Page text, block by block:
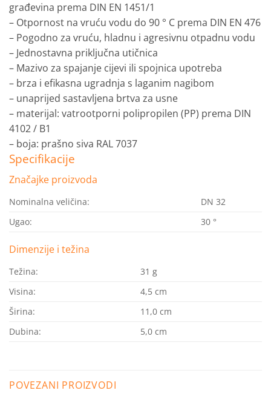
građevina prema DIN EN 1451/1
– Otpornost na vruću vodu do 90 ° C prema DIN EN 476
– Pogodno za vruću, hladnu i agresivnu otpadnu vodu
– Jednostavna priključna utičnica
– Mazivo za spajanje cijevi ili spojnica upotreba
– brza i efikasna ugradnja s laganim nagibom
– unaprijed sastavljena brtva za usne
– materijal: vatrootporni polipropilen (PP) prema DIN
4102 / B1
– boja: prašno siva RAL 7037
Specifikacije
Značajke proizvoda
Nominalna veličina:
DN 32
Ugao:
30 °
Dimenzije i težina
Težina: 31 g
Visina:
4,5 cm
Širina:
11,0 cm
Dubina:
5,0 cm
POVEZANI PROIZVODI